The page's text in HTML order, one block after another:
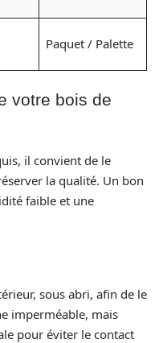
Paquet / Palette
votre bois de
il convient de le
la qualité. Un bon
faible et une
sous abri, afin de le
imperméable, mais
pour éviter le contact